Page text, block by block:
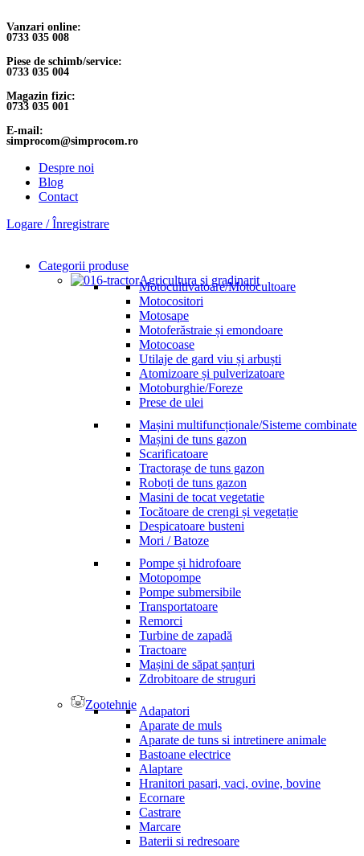
Vanzari online:
0733 035 008
Piese de schimb/service:
0733 035 004
Magazin fizic:
0733 035 001
E-mail:
simprocom@simprocom.ro
Despre noi
Blog
Contact
Logare / Înregistrare
Categorii produse
Agricultura si gradinarit
Motocultivatoare/Motocultoare
Motocositori
Motosape
Motoferăstraie și emondoare
Motocoase
Utilaje de gard viu și arbuști
Atomizoare și pulverizatoare
Motoburghie/Foreze
Prese de ulei
Mașini multifuncționale/Sisteme combinate
Mașini de tuns gazon
Scarificatoare
Tractorașe de tuns gazon
Roboți de tuns gazon
Masini de tocat vegetatie
Tocătoare de crengi și vegetație
Despicatoare busteni
Mori / Batoze
Pompe și hidrofoare
Motopompe
Pompe submersibile
Transportatoare
Remorci
Turbine de zapadă
Tractoare
Mașini de săpat șanțuri
Zdrobitoare de struguri
Zootehnie Adapatori
Aparate de muls
Aparate de tuns si intretinere animale
Bastoane electrice
Alaptare
Hranitori pasari, vaci, ovine, bovine
Ecornare
Castrare
Marcare
Baterii si redresoare